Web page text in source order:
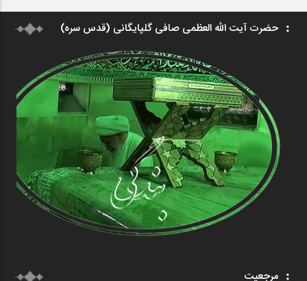
حضرت آیت الله العظمی صافی گلپایگانی (قدس سره)
مرجعیت